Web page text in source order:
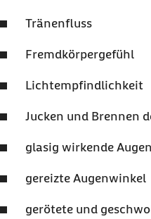
Tränenfluss
Fremdkörpergefühl
Lichtempfindlichkeit
Jucken und Brennen
glasig wirkende Augen
gereizte Augenwinkel
gerötete und